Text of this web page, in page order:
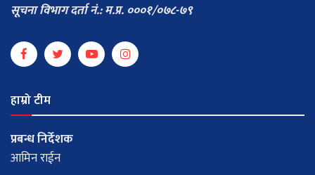
सूचना विभाग दर्ता नं.: म.प्र. ०००१/०७८-७९
हाम्रो टीम
प्रबन्ध निर्देशक
आमिन राईन